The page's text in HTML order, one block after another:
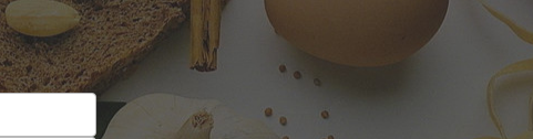
Internacional
Massas
Padarias e Confeitarias